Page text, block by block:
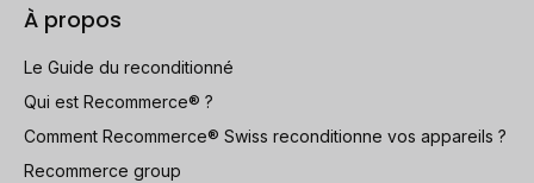
À propos
Le Guide du reconditionné
Qui est Recommerce® ?
Comment Recommerce® Swiss reconditionne vos appareils ?
Recommerce group